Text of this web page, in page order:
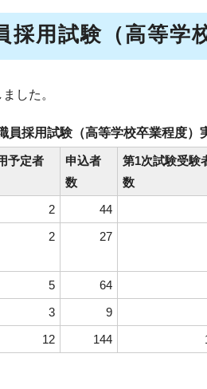
採用試験（高等学
した。
員採用試験（高等学校卒業程度）
予定者
申込者
数
第1次試験受験
数
2 44
2 27
5 64
3 9
12 144